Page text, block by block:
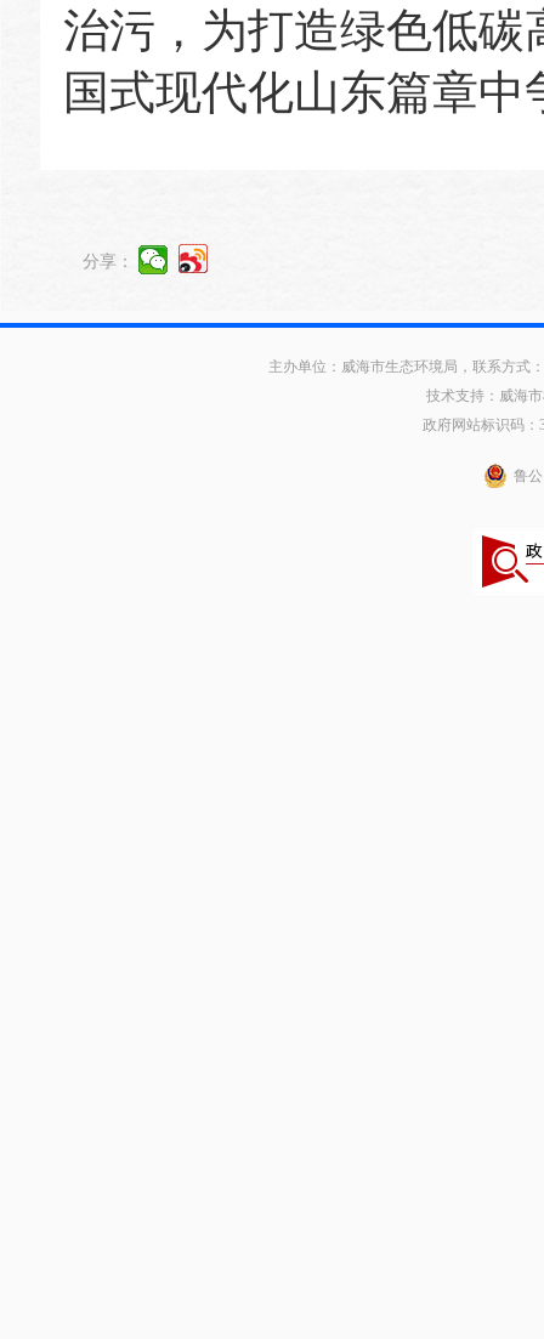
治污，为打造绿色低
国式现代化山东篇章
分享：
主办单位：威海市生态环境局，联系方式
技术支持：威海
政府网站标识码：
鲁公